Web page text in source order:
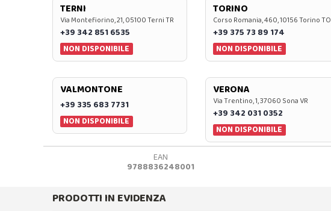
TERNI
Via Montefiorino, 21, 05100 Terni TR
+39 342 851 6535
NON DISPONIBILE
TORINO
Corso Romania, 460, 10156 Torino TO
+39 375 73 89 174
NON DISPONIBILE
VALMONTONE
+39 335 683 7731
NON DISPONIBILE
VERONA
Via Trentino, 1, 37060 Sona VR
+39 342 031 0352
NON DISPONIBILE
EAN
9788836248001
PRODOTTI IN EVIDENZA